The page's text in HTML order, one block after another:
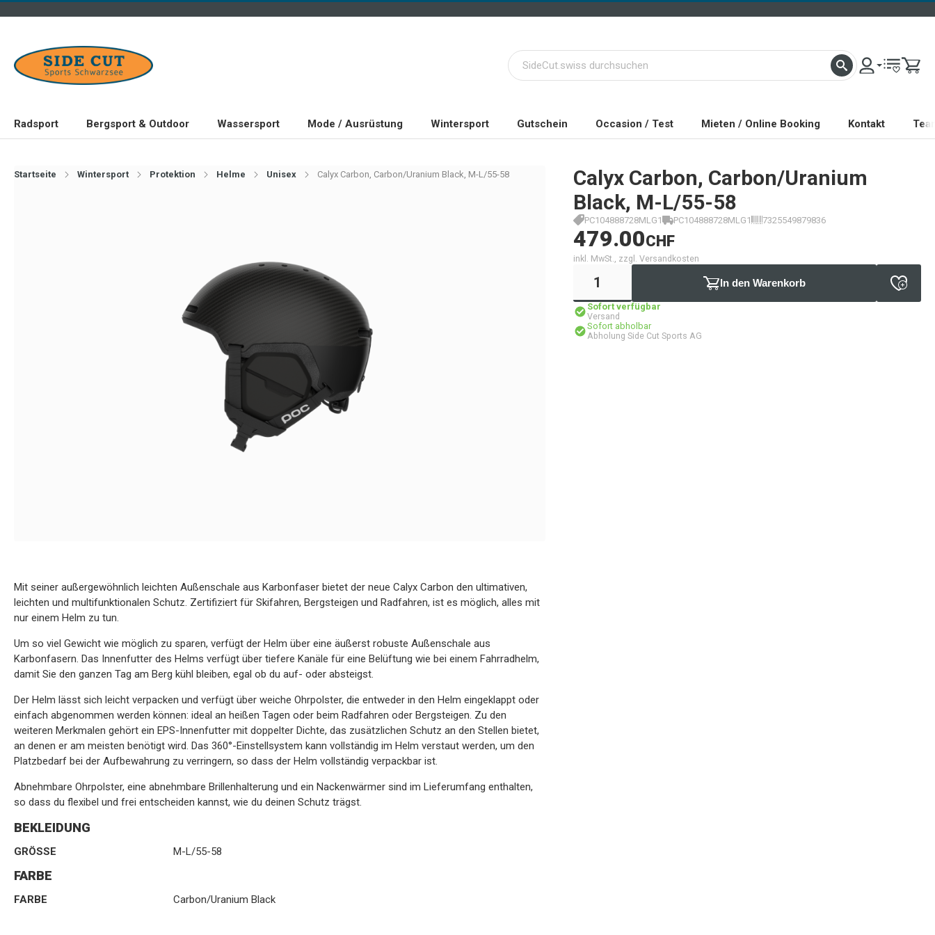
Radsport Bergsport & Outdoor Wassersport Mode / Ausrüstung Wintersport Gutschein Occasion / Test Mieten / Online Booking Kontakt
Startseite Wintersport Protektion Helme Unisex Calyx Carbon, Carbon/Uranium Black, M-L/55-58
Calyx Carbon, Carbon/Uranium
Black, M-L/55-58
PC104888728MLG1 PC104888728MLG1 7325549879836
479.00CHF
inkl. MwSt., zzgl. Versandkosten
In den Warenkorb
Sofort verfügbar
Versand
Sofort abholbar
Abholung Side Cut Sports AG
Mit seiner außergewöhnlich leichten Außenschale aus Karbonfaser bietet der neue Calyx Carbon den ultimativen,
leichten und multifunktionalen Schutz. Zertifiziert für Skifahren, Bergsteigen und Radfahren, ist es möglich, alles mit
nur einem Helm zu tun.
Um so viel Gewicht wie möglich zu sparen, verfügt der Helm über eine äußerst robuste Außenschale aus
Karbonfasern. Das Innenfutter des Helms verfügt über tiefere Kanäle für eine Belüftung wie bei einem Fahrradhelm,
damit Sie den ganzen Tag am Berg kühl bleiben, egal ob du auf- oder absteigst.
Der Helm lässt sich leicht verpacken und verfügt über weiche Ohrpolster, die entweder in den Helm eingeklappt oder
einfach abgenommen werden können: ideal an heißen Tagen oder beim Radfahren oder Bergsteigen. Zu den
weiteren Merkmalen gehört ein EPS-Innenfutter mit doppelter Dichte, das zusätzlichen Schutz an den Stellen bietet,
an denen er am meisten benötigt wird. Das 360°-Einstellsystem kann vollständig im Helm verstaut werden, um den
Platzbedarf bei der Aufbewahrung zu verringern, so dass der Helm vollständig verpackbar ist.
Abnehmbare Ohrpolster, eine abnehmbare Brillenhalterung und ein Nackenwärmer sind im Lieferumfang enthalten,
so dass du flexibel und frei entscheiden kannst, wie du deinen Schutz trägst.
BEKLEIDUNG
GRÖSSE M-L/55-58
FARBE
FARBE Carbon/Uranium Black